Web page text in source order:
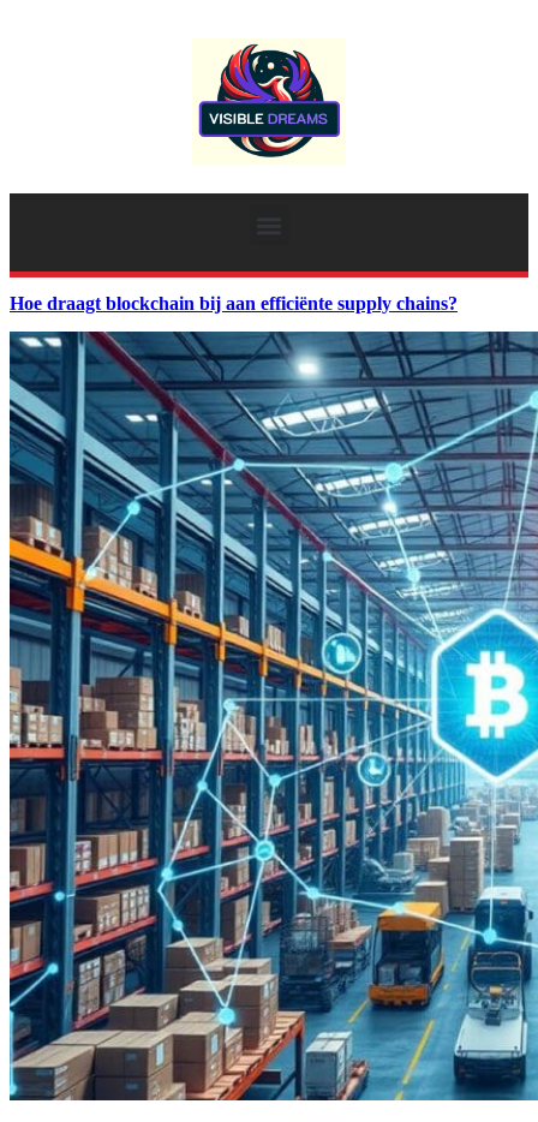
Hoe draagt blockchain bij aan efficiënte supply chains?